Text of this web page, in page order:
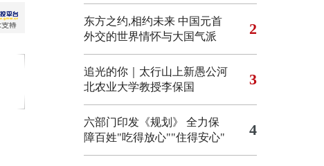
东方之约,相约未来 中国元首
外交的世界情怀与大国气派
2
追光的你｜太行山上新愚公河
北农业大学教授李保国
3
六部门印发《规划》 全力保
障百姓"吃得放心""住得安心"
4